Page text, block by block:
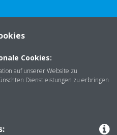
Cookies:
auf unserer Website zu
Dienstleistungen zu erbringen